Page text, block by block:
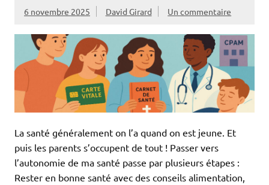
6 novembre 2025 David Girard Un commentaire
La santé généralement on l’a quand on est jeune. Et
puis les parents s’occupent de tout ! Passer vers
l’autonomie de ma santé passe par plusieurs étapes :
Rester en bonne santé avec des conseils alimentation,